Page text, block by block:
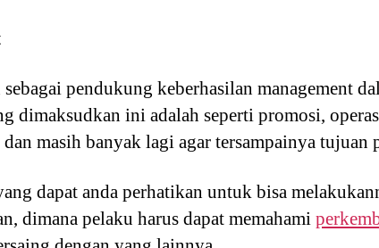
pendukung keberhasilan management
dimaksudkan ini adalah seperti promosi,
dan masih banyak lagi agar tersampainya tujuan
dapat anda perhatikan untuk bisa
dimana pelaku harus dapat memahami